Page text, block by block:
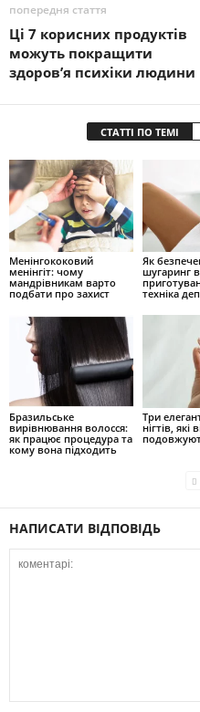
попередня стаття
Ці 7 корисних продуктів
можуть покращити
здоров’я психіки людини
СТАТТІ ПО ТЕМІ
Менінгококовий
менінгіт: чому
мандрівникам варто
подбати про захист
Як
шугаринг
техніка
Бразильське
вирівнювання волосся:
як працює процедура та
кому вона підходить
Три
нігтів, які
НАПИСАТИ ВІДПОВІДЬ